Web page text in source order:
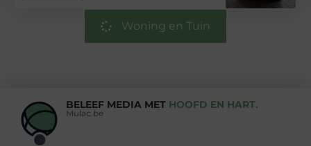
Woning en Tuin
BELEEF MEDIA MET HOOFD EN HART.
Mulac.be